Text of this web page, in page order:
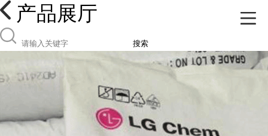
产品展厅
搜索